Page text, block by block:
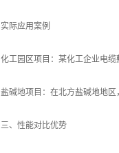
实际应用案例
化工园区项目：某化工企业电缆
盐碱地项目：在北方盐碱地地区
三、性能对比优势